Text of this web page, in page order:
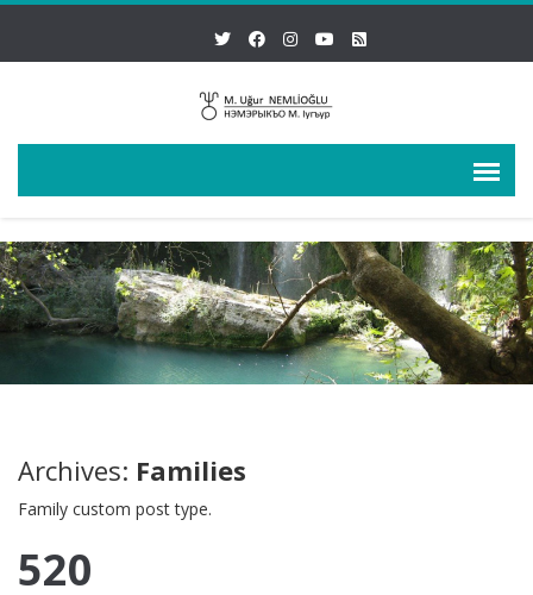
Archives: Families
Family custom post type.
520